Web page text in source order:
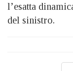
l’esatta
del sinistro.